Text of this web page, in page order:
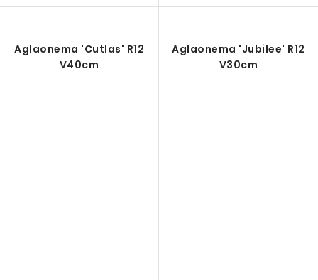
Aglaonema 'Cutlas' R12
V40cm
Aglaonema 'Jubilee' R12
V30cm